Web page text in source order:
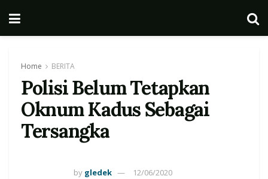
Home BERITA
Polisi Belum Tetapkan
Oknum Kadus Sebagai
Tersangka
by gledek 12/06/2020